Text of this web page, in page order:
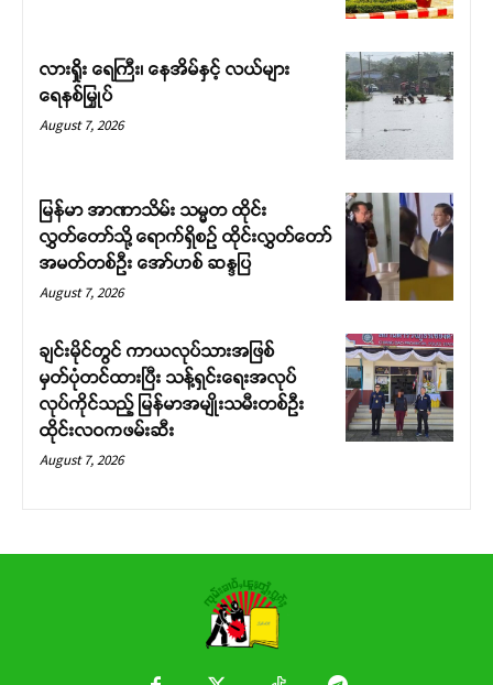
လားရှိုး ရေကြီး၊ နေအိမ်နှင့် လယ်များ
ရေနစ်မြှုပ်
August 7, 2026
မြန်မာ အာဏာသိမ်း သမ္မတ ထိုင်း
လွှတ်တော်သို့ ရောက်ရှိစဉ် ထိုင်းလွှတ်တော်
အမတ်တစ်ဦး အော်ဟစ် ဆန္ဒပြ
August 7, 2026
ချင်းမိုင်တွင် ကာယလုပ်သားအဖြစ်
မှတ်ပုံတင်ထားပြီး သန့်ရှင်းရေးအလုပ်
လုပ်ကိုင်သည့် မြန်မာအမျိုးသမီးတစ်ဦး
ထိုင်းလဝကဖမ်းဆီး
August 7, 2026